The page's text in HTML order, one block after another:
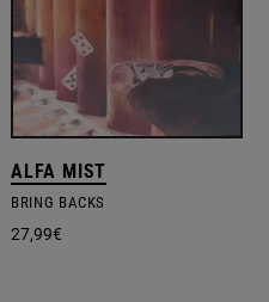
ALFA MIST
BRING BACKS
27,99€